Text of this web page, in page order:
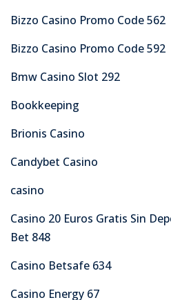
Bizzo Casino Promo Code 562
Bizzo Casino Promo Code 592
Bmw Casino Slot 292
Bookkeeping
Brionis Casino
Candybet Casino
casino
Casino 20 Euros Gratis Sin
Bet 848
Casino Betsafe 634
Casino Energy 67